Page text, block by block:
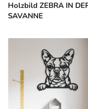
Holzbild ZEBRA IN
SAVANNE